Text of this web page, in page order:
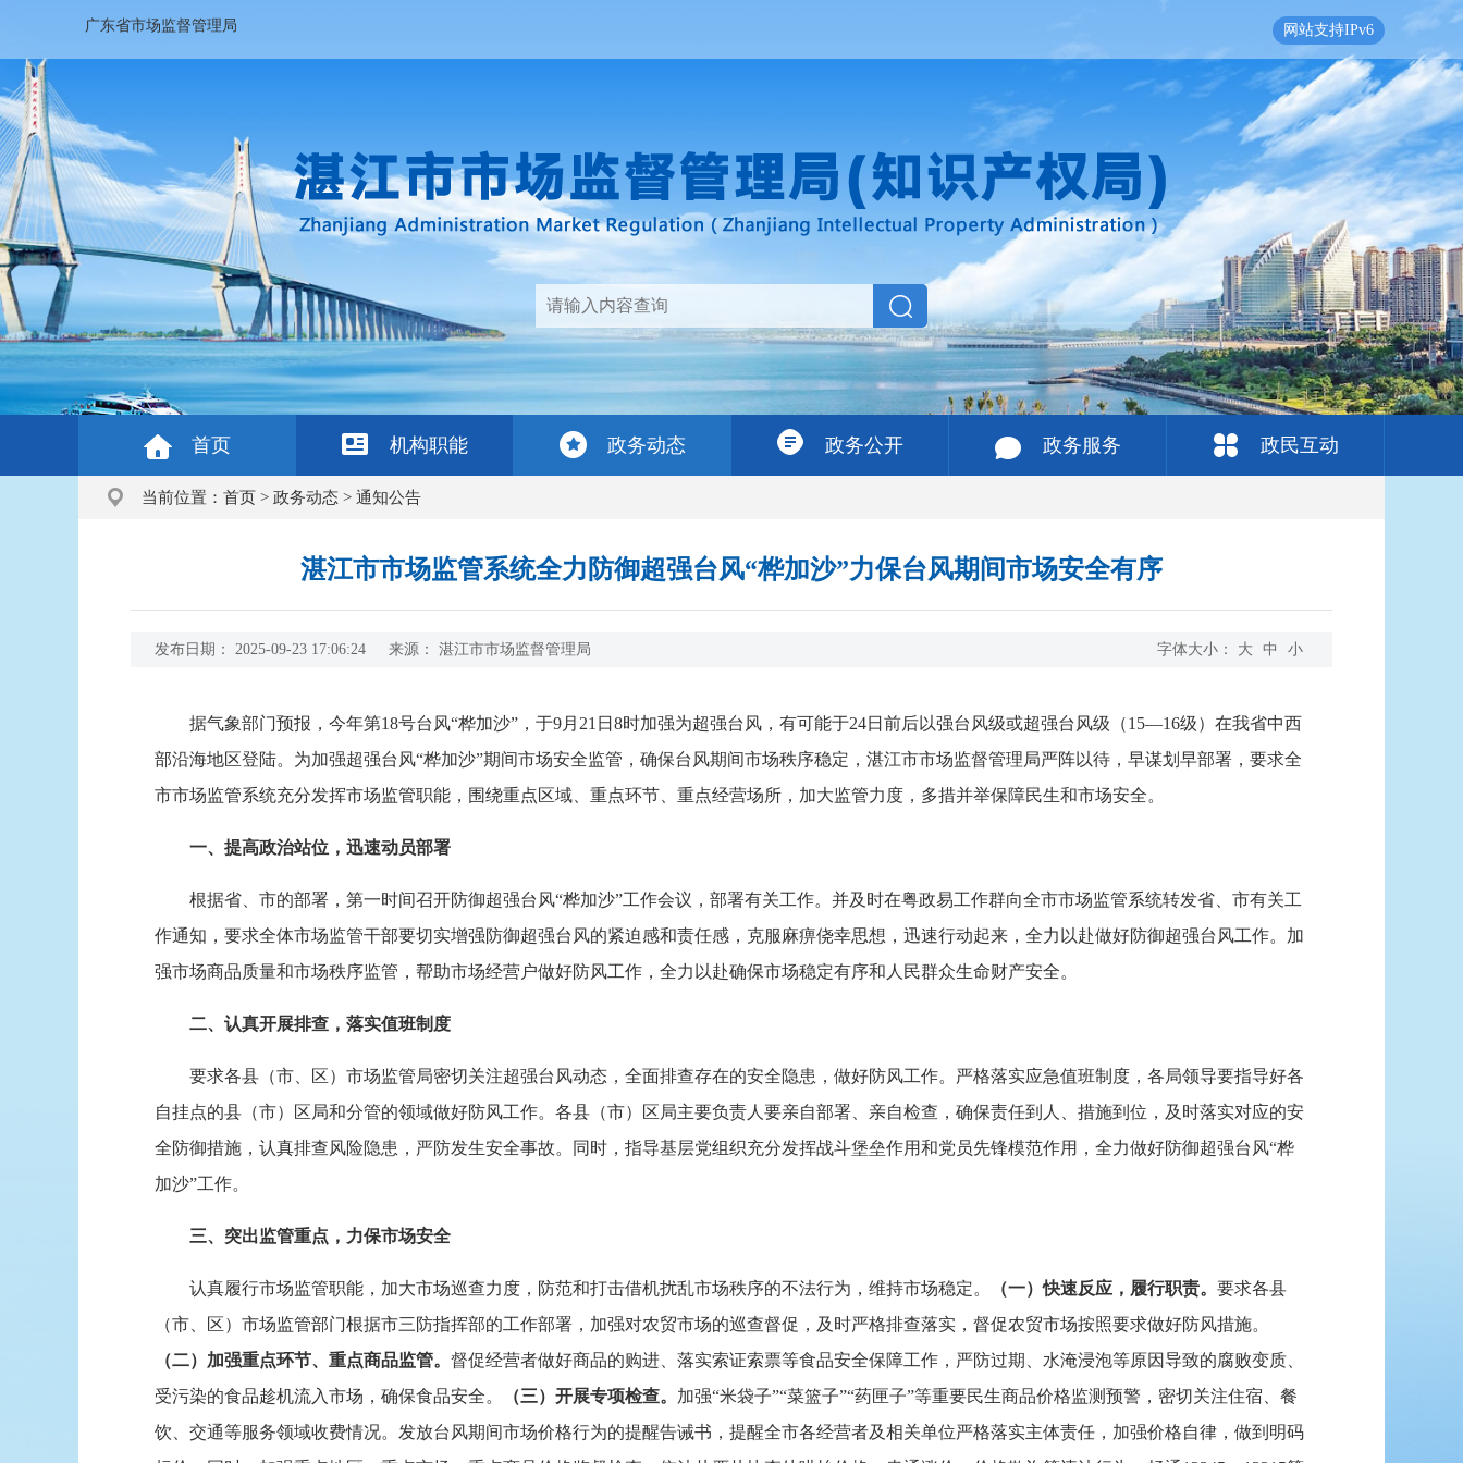
广东省市场监督管理局 网站支持IPv6
首页 机构职能 政务动态 政务公开 政务服务 政民互动
当前位置： 首页 > 政务动态 > 通知公告
湛江市市场监管系统全力防御超强台风“桦加沙”力保台风期间市场安全有序
发布日期： 2025-09-23 17:06:24 来源： 湛江市市场监督管理局 字体大小： 大 中 小
据气象部门预报，今年第18号台风“桦加沙”，于9月21日8时加强为超强台风，有可能于24日前后以强台风级或超强台风级（15—16级）在我省中西
部沿海地区登陆。为加强超强台风“桦加沙”期间市场安全监管，确保台风期间市场秩序稳定，湛江市市场监督管理局严阵以待，早谋划早部署，要求全
市市场监管系统充分发挥市场监管职能，围绕重点区域、重点环节、重点经营场所，加大监管力度，多措并举保障民生和市场安全。
一、提高政治站位，迅速动员部署
根据省、市的部署，第一时间召开防御超强台风“桦加沙”工作会议，部署有关工作。并及时在粤政易工作群向全市市场监管系统转发省、市有关工
作通知，要求全体市场监管干部要切实增强防御超强台风的紧迫感和责任感，克服麻痹侥幸思想，迅速行动起来，全力以赴做好防御超强台风工作。加
强市场商品质量和市场秩序监管，帮助市场经营户做好防风工作，全力以赴确保市场稳定有序和人民群众生命财产安全。
二、认真开展排查，落实值班制度
要求各县（市、区）市场监管局密切关注超强台风动态，全面排查存在的安全隐患，做好防风工作。严格落实应急值班制度，各局领导要指导好各
自挂点的县（市）区局和分管的领域做好防风工作。各县（市）区局主要负责人要亲自部署、亲自检查，确保责任到人、措施到位，及时落实对应的安
全防御措施，认真排查风险隐患，严防发生安全事故。同时，指导基层党组织充分发挥战斗堡垒作用和党员先锋模范作用，全力做好防御超强台风“桦
加沙”工作。
三、突出监管重点，力保市场安全
认真履行市场监管职能，加大市场巡查力度，防范和打击借机扰乱市场秩序的不法行为，维持市场稳定。 （一）快速反应，履行职责。要求各县
（市、区）市场监管部门根据市三防指挥部的工作部署，加强对农贸市场的巡查督促，及时严格排查落实，督促农贸市场按照要求做好防风措施。
（二）加强重点环节、重点商品监管。督促经营者做好商品的购进、落实索证索票等食品安全保障工作，严防过期、水淹浸泡等原因导致的腐败变质、
受污染的食品趁机流入市场，确保食品安全。
（三）开展专项检查。 加强“米袋子”“菜篮子”“药匣子”等重要民生商品价格监测预警，密切关注住宿、餐
饮、交通等服务领域收费情况。发放台风期间市场价格行为的提醒告诫书，提醒全市各经营者及相关单位严格落实主体责任，加强价格自律，做到明码